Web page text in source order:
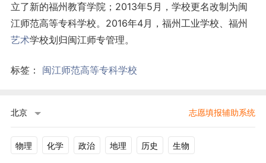
立了新的福州教育学院；2013年5月，学校更名改制为闽
江师范高等专科学校。2016年4月，福州工业学校、福州
艺术学校划归闽江师专管理。
标签： 闽江师范高等专科学校
北京 志愿填报辅助系统
物理 化学 政治 地理 历史 生物